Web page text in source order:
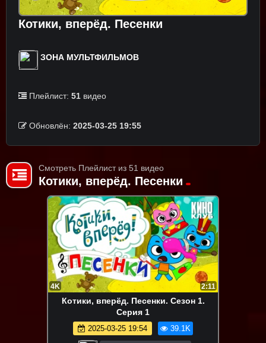
Котики, вперёд. Песенки
ЗОНА МУЛЬТФИЛЬМОВ
Плейлист: 51 видео
Обновлён: 2025-03-25 19:55
Смотреть Плейлист из 51 видео
Котики, вперёд. Песенки
4K 2:11
Котики, вперёд. Песенки. Сезон 1.
Серия 1
2025-03-25 19:54 39.1K